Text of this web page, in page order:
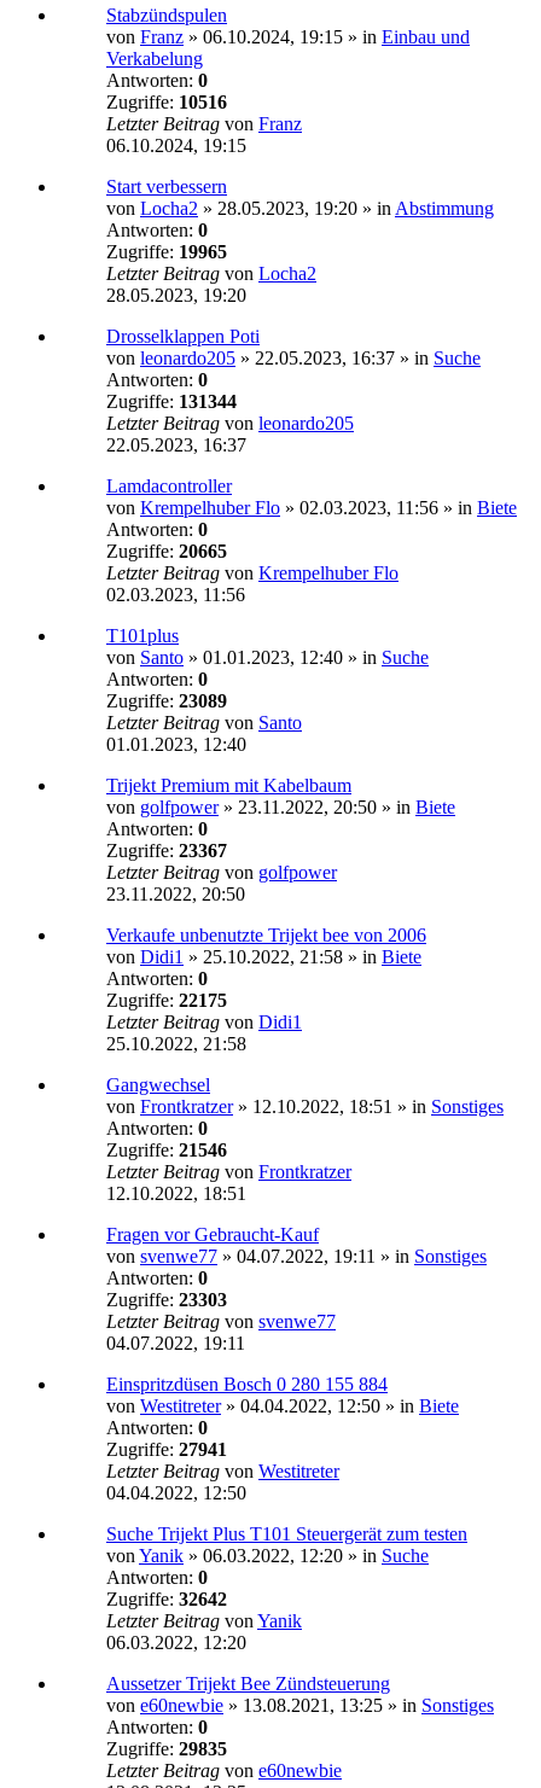
Stabzündspulen
von Franz » 06.10.2024, 19:15 » in Einbau und
Verkabelung
Antworten: 0
Zugriffe: 10516
Letzter Beitrag von Franz
06.10.2024, 19:15
Start verbessern
von Locha2 » 28.05.2023, 19:20 » in Abstimmung
Antworten: 0
Zugriffe: 19965
Letzter Beitrag von Locha2
28.05.2023, 19:20
Drosselklappen Poti
von leonardo205 » 22.05.2023, 16:37 » in Suche
Antworten: 0
Zugriffe: 131344
Letzter Beitrag von leonardo205
22.05.2023, 16:37
Lamdacontroller
von Krempelhuber Flo » 02.03.2023, 11:56 » in Biete
Antworten: 0
Zugriffe: 20665
Letzter Beitrag von Krempelhuber Flo
02.03.2023, 11:56
T101plus
von Santo » 01.01.2023, 12:40 » in Suche
Antworten: 0
Zugriffe: 23089
Letzter Beitrag von Santo
01.01.2023, 12:40
Trijekt Premium mit Kabelbaum
von golfpower» 23.11.2022, 20:50 » in Biete
Antworten: 0
Zugriffe: 23367
Letzter Beitrag von golfpower
23.11.2022, 20:50
Verkaufe unbenutzte Trijekt bee von 2006
von Didi1 » 25.10.2022, 21:58 » in Biete
Antworten: 0
Zugriffe: 22175
Letzter Beitrag von Didi1
25.10.2022, 21:58
Gangwechsel
von Frontkratzer» 12.10.2022, 18:51 » in Sonstiges
Antworten: 0
Zugriffe: 21546
Letzter Beitrag von Frontkratzer
12.10.2022, 18:51
Fragen vor Gebraucht-Kauf
von svenwe77 » 04.07.2022, 19:11 » in Sonstiges
Antworten: 0
Zugriffe: 23303
Letzter Beitrag von svenwe77
04.07.2022, 19:11
Einspritzdüsen Bosch 0 280 155 884
von Westitreter» 04.04.2022, 12:50 » in Biete
Antworten: 0
Zugriffe: 27941
Letzter Beitrag von Westitreter
04.04.2022, 12:50
Suche Trijekt Plus T101 Steuergerät zum testen
von Yanik » 06.03.2022, 12:20 » in Suche
Antworten: 0
Zugriffe: 32642
Letzter Beitrag von Yanik
06.03.2022, 12:20
Aussetzer Trijekt Bee Zündsteuerung
von e60newbie » 13.08.2021, 13:25 » in Sonstiges
Antworten: 0
Zugriffe: 29835
Letzter Beitrag von e60newbie